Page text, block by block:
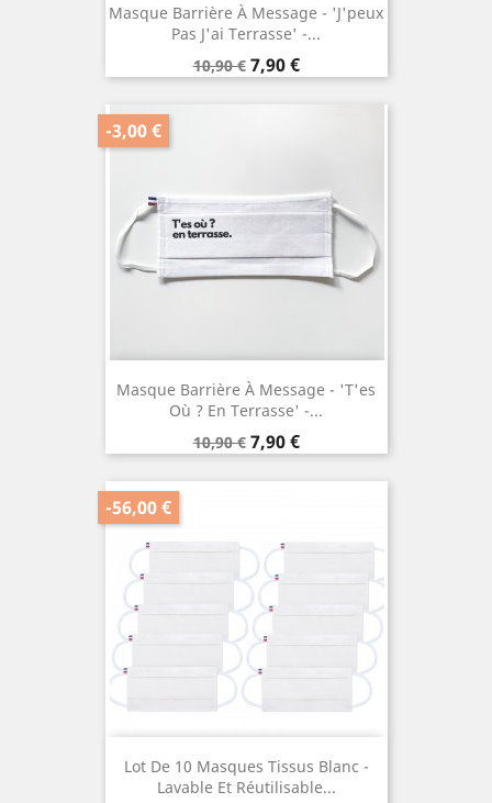
Masque Barrière À Message - 'J'peux
Pas J'ai Terrasse' -...
Prix
de
10,90 € Prix
7,90 €
Masque Barrière À Message - 'T'es
Où ? En Terrasse' -...
Prix
de
base
10,90 €
-3,00 €
Prix
7,90 €
Lot De 10 Masques Tissus Blanc -
Lavable Et Réutilisable...
-56,00 €